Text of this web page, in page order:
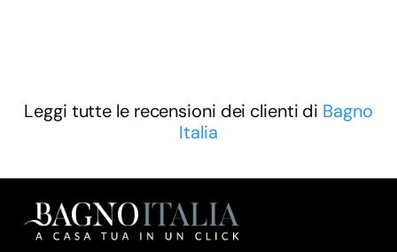
Leggi tutte le recensioni dei clienti di Bagno
Italia